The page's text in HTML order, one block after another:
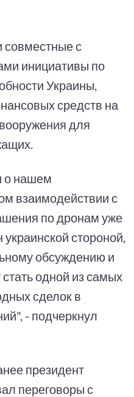
совместные с
инициативы по
Украины,
средств на
для
о нашем
взаимодействии с
по дронам уже
стороной,
обсуждению и
одной из самых
сделок в
- подчеркнул
президент
переговоры с